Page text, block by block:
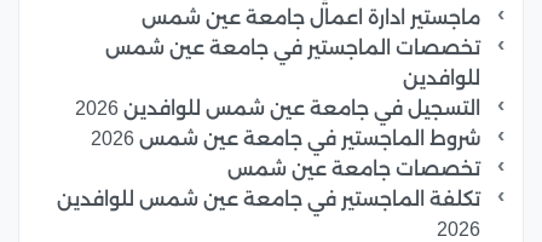
ماجستير ادارة اعمال جامعة عين شمس
تخصصات الماجستير في جامعة عين شمس
للوافدين
التسجيل في جامعة عين شمس للوافدين 2026
شروط الماجستير في جامعة عين شمس 2026
تخصصات جامعة عين شمس
تكلفة الماجستير في جامعة عين شمس للوافدين
2026